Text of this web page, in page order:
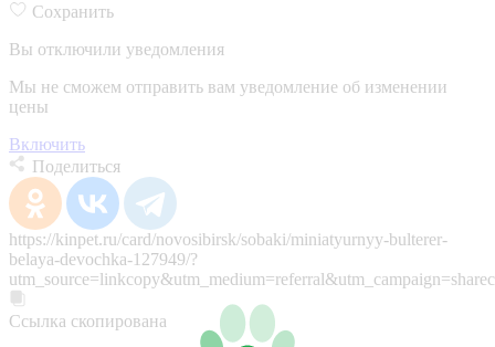
Сохранить
Вы отключили уведомления
Мы не сможем отправить вам уведомление об изменении
цены
Включить
Поделиться
https://kinpet.ru/card/novosibirsk/sobaki/miniatyurnyy-bulterer-
belaya-devochka-127949/?
Ссылка скопирована